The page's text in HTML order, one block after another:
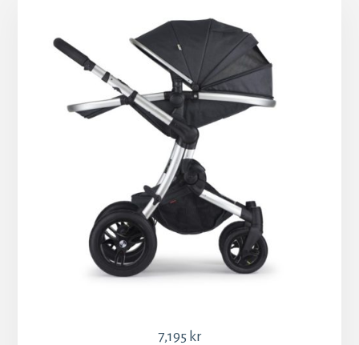
7,195 kr